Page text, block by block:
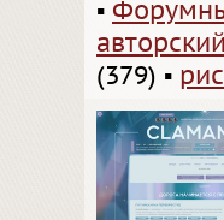
▪
(379) ▪